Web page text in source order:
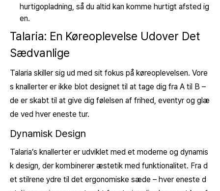
hurtigopladning, så du altid kan komme hurtigt afsted ig
en.
Talaria: En Køreoplevelse Udover Det
Sædvanlige
Talaria skiller sig ud med sit fokus på køreoplevelsen. Vore
s knallerter er ikke blot designet til at tage dig fra A til B –
de er skabt til at give dig følelsen af frihed, eventyr og glæ
de ved hver eneste tur.
Dynamisk Design
Talaria’s knallerter er udviklet med et moderne og dynamis
k design, der kombinerer æstetik med funktionalitet. Fra d
et stilrene ydre til det ergonomiske sæde – hver eneste d